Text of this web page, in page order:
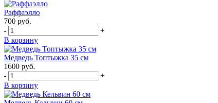
Раффаэлло
700 руб.
-
+
В корзину
Медведь Топтыжка 35 см
1600 руб.
-
+
В корзину